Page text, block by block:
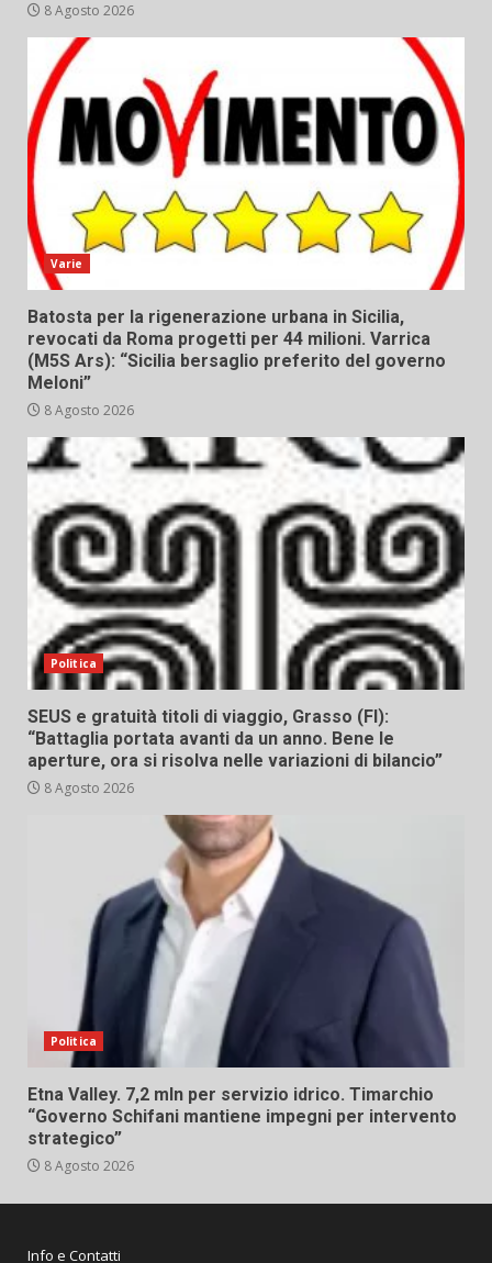
8 Agosto 2026
Varie
Batosta per la rigenerazione urbana in Sicilia,
revocati da Roma progetti per 44 milioni. Varrica
(M5S Ars): “Sicilia bersaglio preferito del governo
Meloni”
8 Agosto 2026
Politica
SEUS e gratuità titoli di viaggio, Grasso (FI):
“Battaglia portata avanti da un anno. Bene le
aperture, ora si risolva nelle variazioni di bilancio”
8 Agosto 2026
Politica
Etna Valley. 7,2 mln per servizio idrico. Timarchio
“Governo Schifani mantiene impegni per intervento
strategico”
8 Agosto 2026
Info e Contatti